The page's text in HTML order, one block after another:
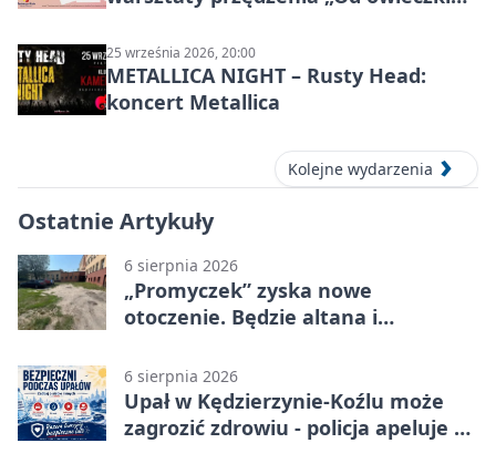
25 września 2026, 20:00
METALLICA NIGHT – Rusty Head:
koncert Metallica
Kolejne wydarzenia
Ostatnie Artykuły
6 sierpnia 2026
„Promyczek” zyska nowe
otoczenie. Będzie altana i
6 sierpnia 2026
Upał w Kędzierzynie-Koźlu może
zagrozić zdrowiu - policja apeluje o